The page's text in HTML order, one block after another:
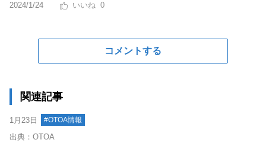
2024/1/24 0
コメントする
関連記事
1月23日 #OTOA情報
出典：OTOA